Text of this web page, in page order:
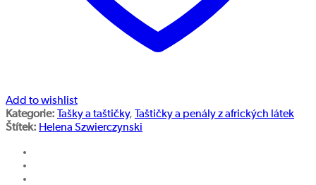
Add to wishlist
Kategorie:
Tašky a taštičky,
Taštičky a penály z afrických látek
Štítek: Helena Szwierczynski